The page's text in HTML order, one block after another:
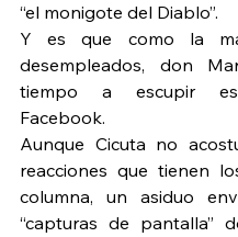
“el monigote del Diablo”.
Y es que como la
desempleados, don
tiempo a escupir
Facebook.
Aunque Cicuta no
reacciones que tienen
columna, un asiduo
“capturas de pantalla”